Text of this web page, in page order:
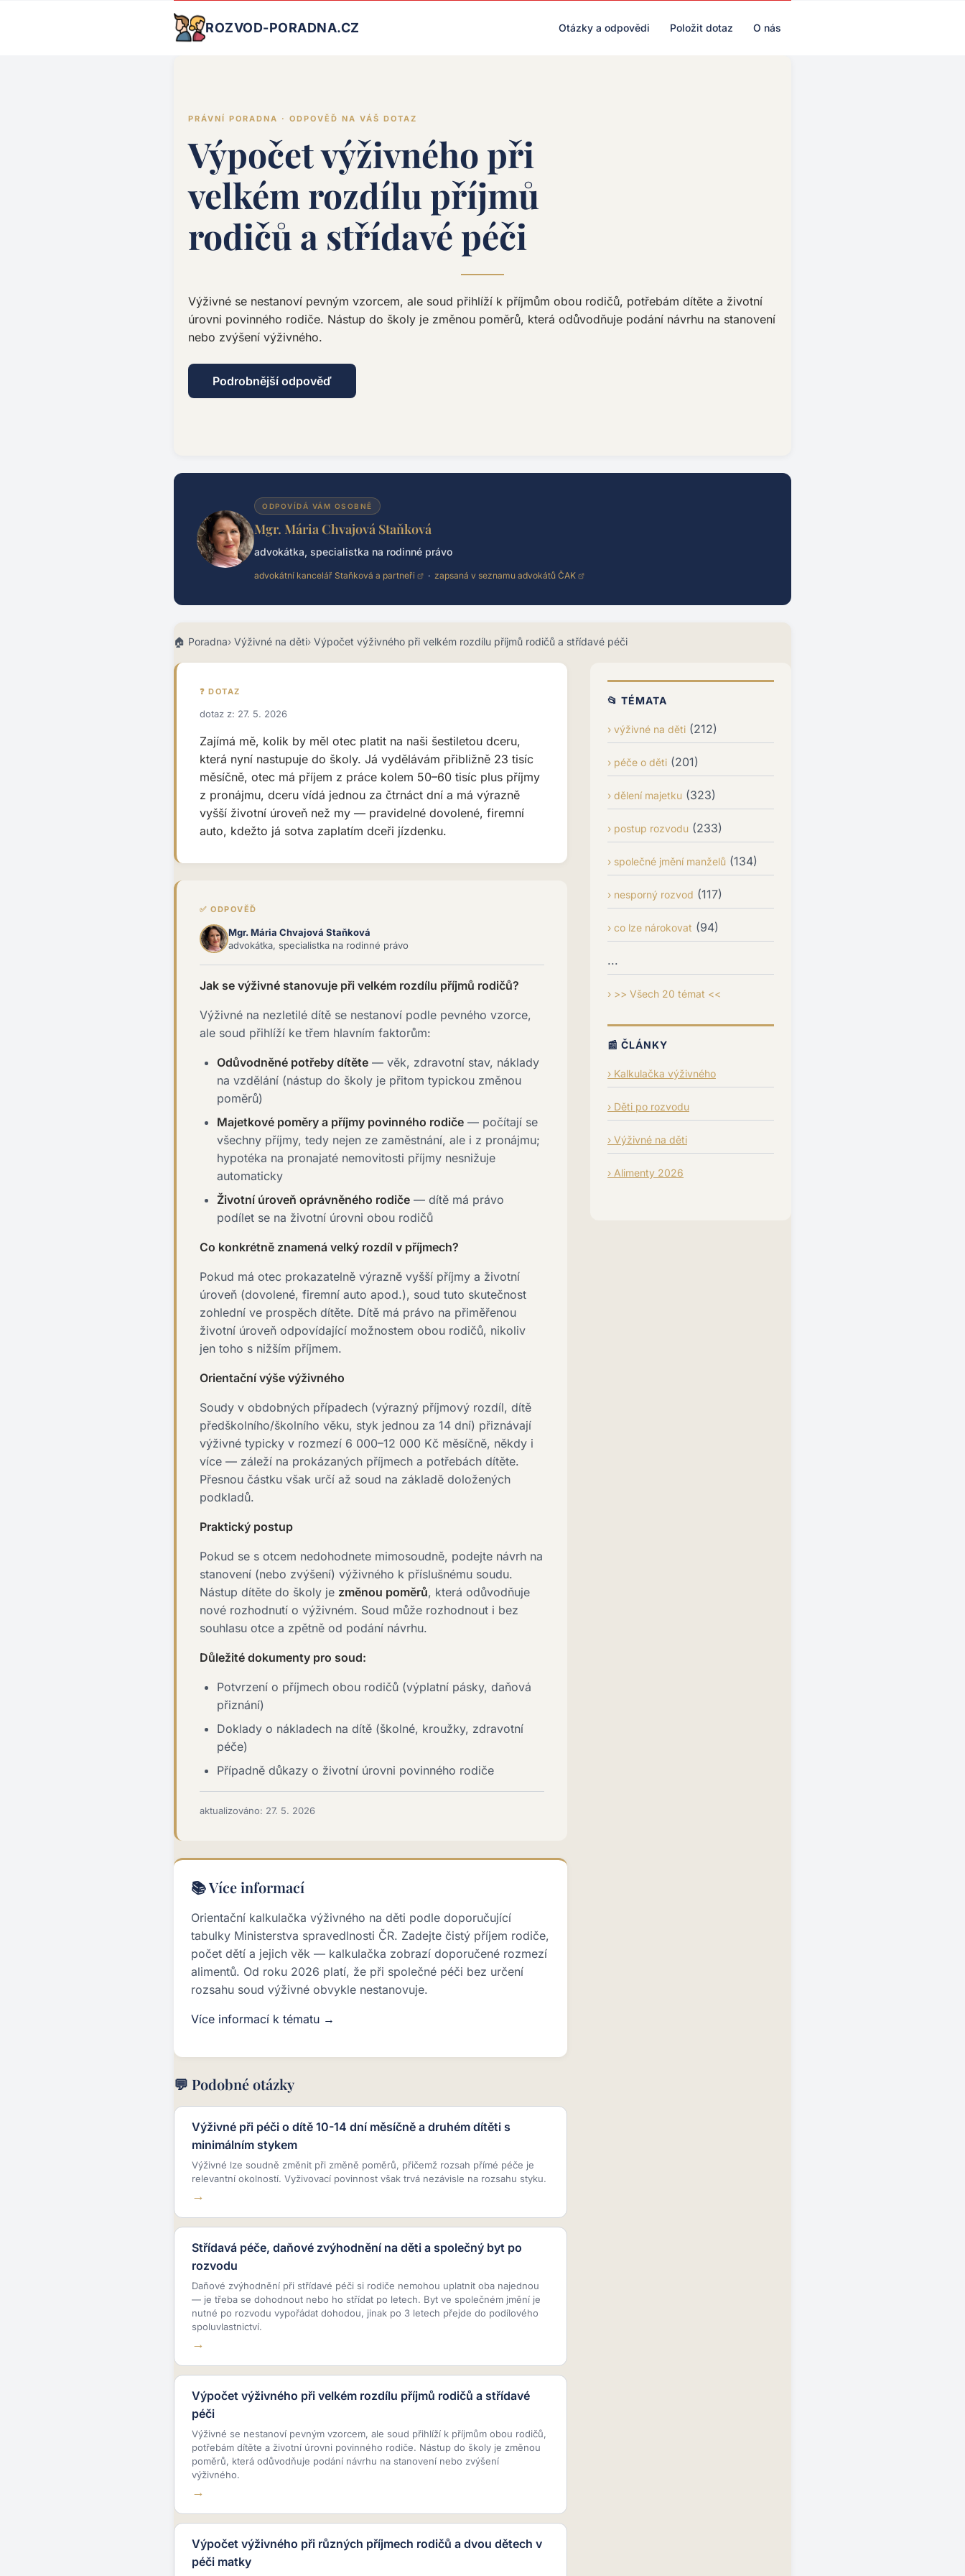
ROZVOD-PORADNA.CZ Otázky a odpovědi Položit dotaz O nás
PRÁVNÍ PORADNA · ODPOVĚĎ NA VÁŠ DOTAZ
Výpočet výživného při
velkém rozdílu příjmů
rodičů a střídavé péči
Výživné se nestanoví pevným vzorcem, ale soud přihlíží k příjmům obou rodičů, potřebám dítěte a životní
úrovni povinného rodiče. Nástup do školy je změnou poměrů, která odůvodňuje podání návrhu na stanovení
nebo zvýšení výživného.
Podrobnější odpověď
ODPOVÍDÁ VÁM OSOBNĚ
Mgr. Mária Chvajová Staňková
advokátka, specialistka na rodinné právo
advokátní kancelář Staňková a partneři · zapsaná v seznamu advokátů ČAK
Poradna Výživné na děti Výpočet výživného při velkém rozdílu příjmů rodičů a střídavé péči
❓ DOTAZ
dotaz z: 27. 5. 2026
Zajímá mě, kolik by měl otec platit na naši šestiletou dceru,
která nyní nastupuje do školy. Já vydělávám přibližně 23 tisíc
měsíčně, otec má příjem z práce kolem 50–60 tisíc plus příjmy
z pronájmu, dceru vídá jednou za čtrnáct dní a má výrazně
vyšší životní úroveň než my — pravidelné dovolené, firemní
auto, kdežto já sotva zaplatím dceři jízdenku.
✅ ODPOVĚĎ
Mgr. Mária Chvajová Staňková
advokátka, specialistka na rodinné právo
Jak se výživné stanovuje při velkém rozdílu příjmů rodičů?
Výživné na nezletilé dítě se nestanoví podle pevného vzorce,
ale soud přihlíží ke třem hlavním faktorům:
Odůvodněné potřeby dítěte — věk, zdravotní stav, náklady
na vzdělání (nástup do školy je přitom typickou změnou
poměrů)
Majetkové poměry a příjmy povinného rodiče — počítají se
všechny příjmy, tedy nejen ze zaměstnání, ale i z pronájmu;
hypotéka na pronajaté nemovitosti příjmy nesnižuje
automaticky
Životní úroveň oprávněného rodiče — dítě má právo
podílet se na životní úrovni obou rodičů
Co konkrétně znamená velký rozdíl v příjmech?
Pokud má otec prokazatelně výrazně vyšší příjmy a životní
úroveň (dovolené, firemní auto apod.), soud tuto skutečnost
zohlední ve prospěch dítěte. Dítě má právo na přiměřenou
životní úroveň odpovídající možnostem obou rodičů, nikoliv
jen toho s nižším příjmem.
Orientační výše výživného
Soudy v obdobných případech (výrazný příjmový rozdíl, dítě
předškolního/školního věku, styk jednou za 14 dní) přiznávají
výživné typicky v rozmezí 6 000–12 000 Kč měsíčně, někdy i
více — záleží na prokázaných příjmech a potřebách dítěte.
Přesnou částku však určí až soud na základě doložených
podkladů.
Praktický postup
Pokud se s otcem nedohodnete mimosoudně, podejte návrh na
stanovení (nebo zvýšení) výživného k příslušnému soudu.
Nástup dítěte do školy je změnou poměrů, která odůvodňuje
nové rozhodnutí o výživném. Soud může rozhodnout i bez
souhlasu otce a zpětně od podání návrhu.
Důležité dokumenty pro soud:
Potvrzení o příjmech obou rodičů (výplatní pásky, daňová
přiznání)
Doklady o nákladech na dítě (školné, kroužky, zdravotní
péče)
Případně důkazy o životní úrovni povinného rodiče
aktualizováno: 27. 5. 2026
📚 Více informací
Orientační kalkulačka výživného na děti podle doporučující
tabulky Ministerstva spravedlnosti ČR. Zadejte čistý příjem rodiče,
počet dětí a jejich věk — kalkulačka zobrazí doporučené rozmezí
alimentů. Od roku 2026 platí, že při společné péči bez určení
rozsahu soud výživné obvykle nestanovuje.
Více informací k tématu →
💬 Podobné otázky
Výživné při péči o dítě 10-14 dní měsíčně a druhém dítěti s
minimálním stykem
Výživné lze soudně změnit při změně poměrů, přičemž rozsah přímé péče je
relevantní okolností. Vyživovací povinnost však trvá nezávisle na rozsahu styku.
Střídavá péče, daňové zvýhodnění na děti a společný byt po
rozvodu
Daňové zvýhodnění při střídavé péči si rodiče nemohou uplatnit oba najednou
— je třeba se dohodnout nebo ho střídat po letech. Byt ve společném jmění je
nutné po rozvodu vypořádat dohodou, jinak po 3 letech přejde do podílového
spoluvlastnictví.
Výpočet výživného při velkém rozdílu příjmů rodičů a střídavé
péči
Výživné se nestanoví pevným vzorcem, ale soud přihlíží k příjmům obou rodičů,
potřebám dítěte a životní úrovni povinného rodiče. Nástup do školy je změnou
poměrů, která odůvodňuje podání návrhu na stanovení nebo zvýšení
výživného.
Výpočet výživného při různých příjmech rodičů a dvou dětech v
péči matky
📂 TÉMATA
výživné na děti (212)
péče o děti (201)
dělení majetku (323)
postup rozvodu (233)
společné jmění manželů (134)
nesporný rozvod (117)
co lze nárokovat (94)
...
>> Všech 20 témat <<
📰 ČLÁNKY
Kalkulačka výživného
Děti po rozvodu
Výživné na děti
Alimenty 2026